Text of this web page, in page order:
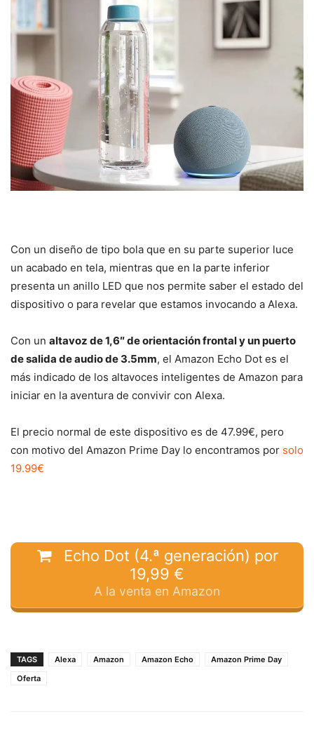
Con un diseño de tipo bola que en su parte superior luce
un acabado en tela, mientras que en la parte inferior
presenta un anillo LED que nos permite saber el estado del
dispositivo o para revelar que estamos invocando a Alexa.
Con un altavoz de 1,6″ de orientación frontal y un puerto
de salida de audio de 3.5mm, el Amazon Echo Dot es el
más indicado de los altavoces inteligentes de Amazon para
iniciar en la aventura de convivir con Alexa.
El precio normal de este dispositivo es de 47.99€, pero
con motivo del Amazon Prime Day lo encontramos por solo
19.99€
Echo Dot (4.ª generación) por
19,99 €
A la venta en Amazon
TAGS Alexa Amazon Amazon Echo
Amazon Prime Day
Oferta